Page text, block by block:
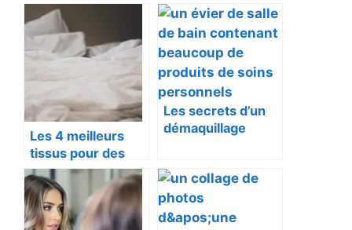
Les 4 meilleurs
tissus pour des
draps soyeux :
confort et
élégance au
rendez-vous
Les secrets d’un
démaquillage